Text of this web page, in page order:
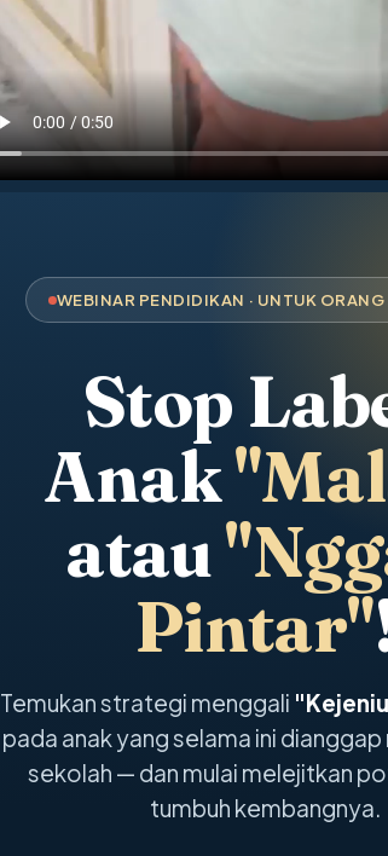
WEBINAR PENDIDIKAN · UNTUK ORANG
Stop
Anak
atau
Pintar"
Temukan strategi menggali
pada anak yang selama ini
sekolah — dan mulai melejitkan
tumbuh kembangnya.